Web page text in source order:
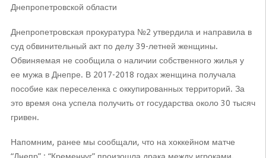
Днепропетровской области
Днепропетровская прокуратура №2 утвердила и направила в
суд обвинительный акт по делу 39-летней женщины.
Обвиняемая не сообщила о наличии собственного жилья у
ее мужа в Днепре. В 2017-2018 годах женщина получала
пособие как переселенка с оккупированных территорий. За
это время она успела получить от государства около 30 тысяч
гривен.
Напомним, ранее мы сообщали, что на хоккейном матче